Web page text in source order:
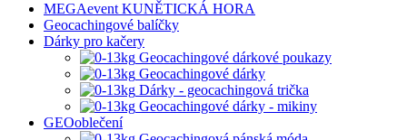
MEGAevent KUNĚTICKÁ HORA
Geocachingové balíčky
Dárky pro kačery
Geocachingové dárkové poukazy
Geocachingové dárky
Dárky - geocachingová trička
Geocachingové dárky - mikiny
GEOoblečení